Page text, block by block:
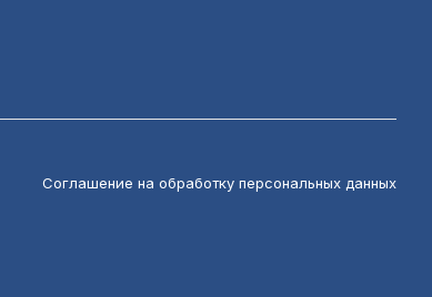
Соглашение на обработку персональных данных